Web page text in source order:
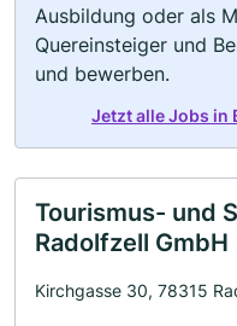
Ausbildung oder als
Quereinsteiger und
und bewerben.
Jetzt alle Jobs in
Tourismus- und
Radolfzell GmbH
Kirchgasse 30, 78315